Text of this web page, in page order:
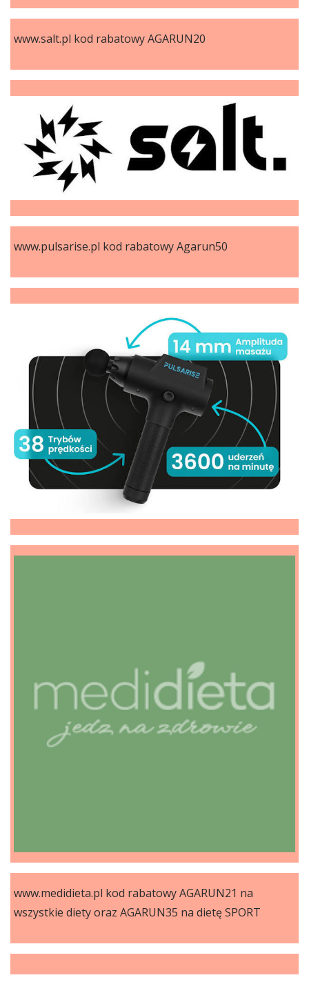
www.salt.pl kod rabatowy AGARUN20
www.pulsarise.pl kod rabatowy Agarun50
www.medidieta.pl kod rabatowy AGARUN21 na
wszystkie diety oraz AGARUN35 na dietę SPORT